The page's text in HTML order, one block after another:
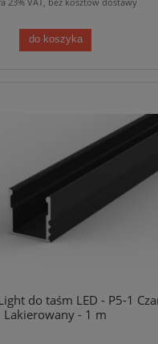
do koszyka
do taśm LED - P5-1
Lakierowany - 1 m